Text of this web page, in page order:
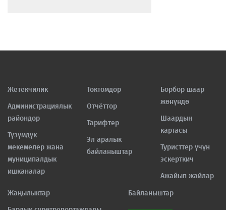
Жетекчилик
Администрациялык
райондор
Түзүмдүк
мекемелер жана
муниципалдык
ишканалар
Токтомдор
Отчёттор
Тарифтер
Эл аралык
байланыштар
Борбор шаар
жөнүндө
Шаардын
картасы
Туристтер үчүн
эскерткич
Ажайып жайлар
Жаңылыктар Байланыштар